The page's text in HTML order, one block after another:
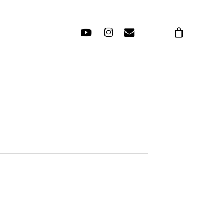
youtubeinstagram
email